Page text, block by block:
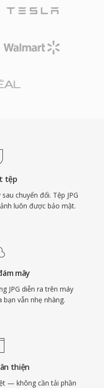
tệp
chuyển đổi. Tệp JPG
luôn được bảo mật.
mây
JPG diễn ra trên máy
vẫn nhẹ nhàng.
thiện
— không cần tải phần